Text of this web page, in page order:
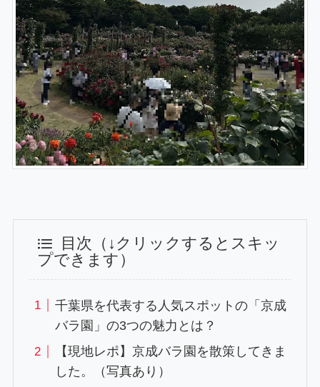
目次（↓クリックするとスキッ
プできます）
千葉県を代表する人気スポットの「京成
バラ園」の3つの魅力とは？
【現地レポ】京成バラ園を散策してきま
した。（写真あり）